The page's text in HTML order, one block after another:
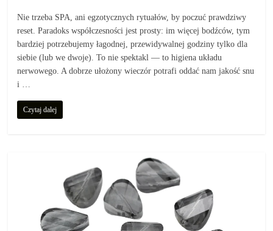
Nie trzeba SPA, ani egzotycznych rytuałów, by poczuć prawdziwy
reset. Paradoks współczesności jest prosty: im więcej bodźców, tym
bardziej potrzebujemy łagodnej, przewidywalnej godziny tylko dla
siebie (lub we dwoje). To nie spektakl — to higiena układu
nerwowego. A dobrze ułożony wieczór potrafi oddać nam jakość snu
i …
Czytaj dalej